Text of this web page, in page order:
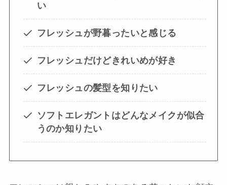
い
フレッシュが野暮ったいと感じる
フレッシュだけどきれいめが好き
フレッシュの髪型を知りたい
ソフトエレガントはどんなメイクが似合
うのか知りたい